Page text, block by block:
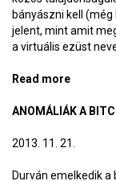
bányászni kell
jelent, mint amit
a virtuális ezüst
Read more
ANOMÁLIÁK A
2013. 11. 21.
Durván emelkedik